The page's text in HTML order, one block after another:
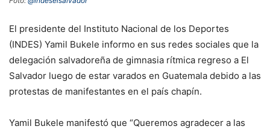
El presidente del Instituto Nacional de los Deportes
(INDES) Yamil Bukele informo en sus redes sociales que la
delegación salvadoreña de gimnasia rítmica regreso a El
Salvador luego de estar varados en Guatemala debido a las
protestas de manifestantes en el país chapín.
Yamil Bukele manifestó que “Queremos agradecer a las